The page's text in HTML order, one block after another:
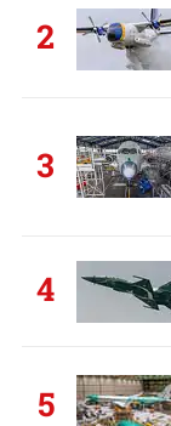
2
3
4
5